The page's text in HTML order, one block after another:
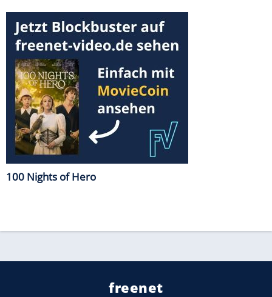
100 Nights of Hero
freenet